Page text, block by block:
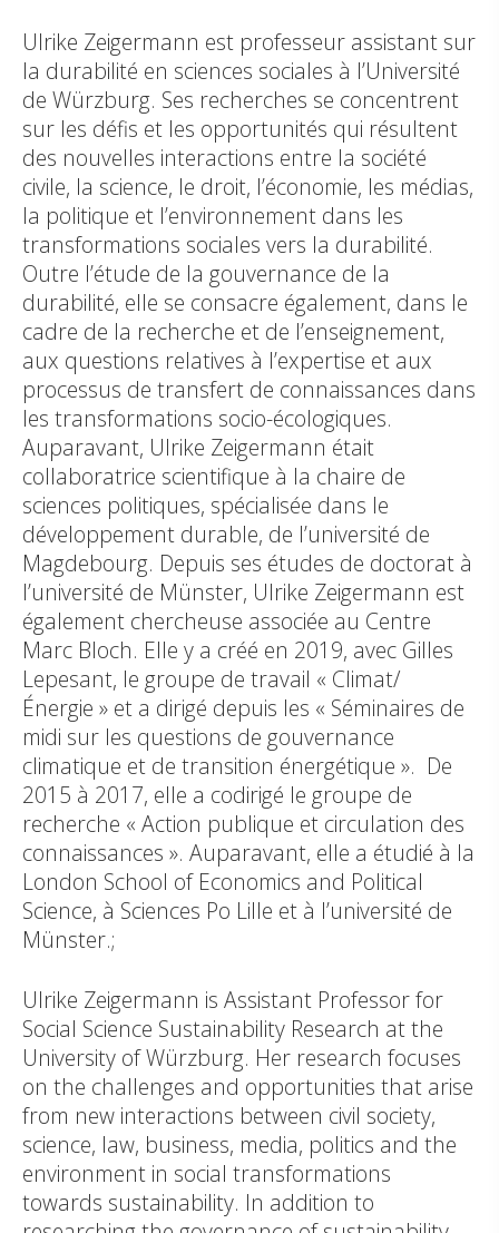
Ulrike Zeigermann est professeur assistant sur
la durabilité en sciences sociales à l’Université
de Würzburg. Ses recherches se concentrent
sur les défis et les opportunités qui résultent
des nouvelles interactions entre la société
civile, la science, le droit, l’économie, les médias,
la politique et l’environnement dans les
transformations sociales vers la durabilité.
Outre l’étude de la gouvernance de la
durabilité, elle se consacre également, dans le
cadre de la recherche et de l’enseignement,
aux questions relatives à l’expertise et aux
processus de transfert de connaissances dans
les transformations socio-écologiques.
Auparavant, Ulrike Zeigermann était
collaboratrice scientifique à la chaire de
sciences politiques, spécialisée dans le
développement durable, de l’université de
Magdebourg. Depuis ses études de doctorat à
l’université de Münster, Ulrike Zeigermann est
également chercheuse associée au Centre
Marc Bloch. Elle y a créé en 2019, avec Gilles
Lepesant, le groupe de travail « Climat/
Énergie » et a dirigé depuis les « Séminaires de
midi sur les questions de gouvernance
climatique et de transition énergétique ». De
2015 à 2017, elle a codirigé le groupe de
recherche « Action publique et circulation des
connaissances ». Auparavant, elle a étudié à la
London School of Economics and Political
Science, à Sciences Po Lille et à l’université de
Münster.;
Ulrike Zeigermann is Assistant Professor for
Social Science Sustainability Research at the
University of Würzburg. Her research focuses
on the challenges and opportunities that arise
from new interactions between civil society,
science, law, business, media, politics and the
environment in social transformations
towards sustainability. In addition to